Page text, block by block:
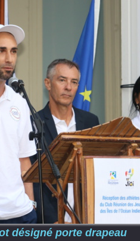
désigné porte drapeau